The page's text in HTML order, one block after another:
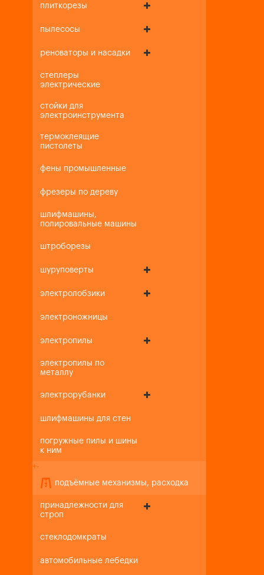
плиткорезы
пылесосы
реноваторы и насадки
степлеры
электрические
стойки для
электроинструмента
термоклеящие
пистолеты
фены промышленные
фрезеры по дереву
шлифмашины,
полировальные машины
штроборезы
шуруповерты
электролобзики
электроножницы
электропилы
электропилы по
металлу
электрорубанки
шлифмашины для стен
погружные пилы и шины
к ним
+-
подъёмные механизмы, расходка
принадлежности для
строп
стеклодомкраты
автомобильные лебедки